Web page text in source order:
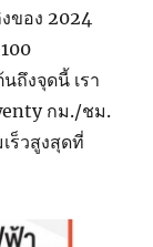
ของ 2024
ถึงจุดนี้ เรา
กม./ชม.
ร็วสูงสุดที่